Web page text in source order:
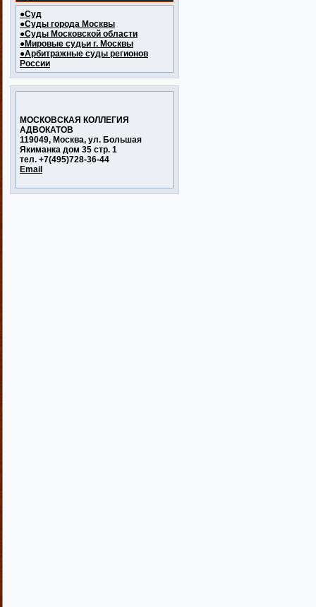
●Суд
●Суды города Москвы
●Суды Московской области
●Мировые судьи г. Москвы
●Арбитражные суды регионов
России
МОСКОВСКАЯ КОЛЛЕГИЯ
АДВОКАТОВ
119049, Москва, ул. Большая
Якиманка дом 35 стр. 1
тел. +7(495)728-36-44
Email